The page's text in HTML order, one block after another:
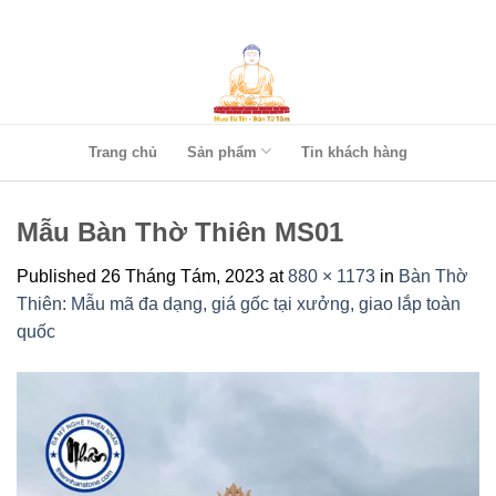
Trang chủ Sản phẩm Tin khách hàng
Mẫu Bàn Thờ Thiên MS01
Published 26 Tháng Tám, 2023 at880 × 1173 in Bàn Thờ
Thiên: Mẫu mã đa dạng, giá gốc tại xưởng, giao lắp toàn
quốc